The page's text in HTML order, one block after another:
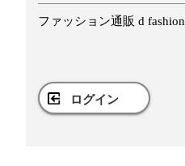
ファッション通販 d fashion
ログイン